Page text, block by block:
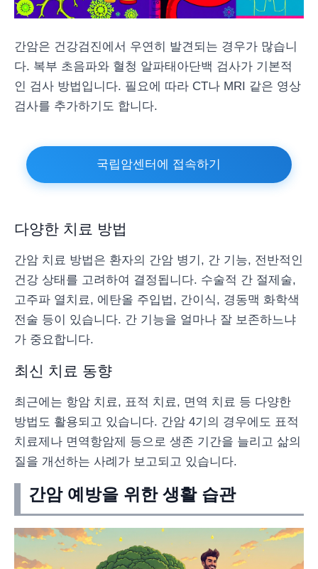
간암은 건강검진에서 우연히 발견되는 경우가 많습니
다. 복부 초음파와 혈청 알파태아단백 검사가 기본적
인 검사 방법입니다. 필요에 따라 CT나 MRI 같은 영상
검사를 추가하기도 합니다.
국립암센터에 접속하기
다양한 치료 방법
간암 치료 방법은 환자의 간암 병기, 간 기능, 전반적인
건강 상태를 고려하여 결정됩니다. 수술적 간 절제술,
고주파 열치료, 에탄올 주입법, 간이식, 경동맥 화학색
전술 등이 있습니다. 간 기능을 얼마나 잘 보존하느냐
가 중요합니다.
최신 치료 동향
최근에는 항암 치료, 표적 치료, 면역 치료 등 다양한
방법도 활용되고 있습니다. 간암 4기의 경우에도 표적
치료제나 면역항암제 등으로 생존 기간을 늘리고 삶의
질을 개선하는 사례가 보고되고 있습니다.
간암 예방을 위한 생활 습관